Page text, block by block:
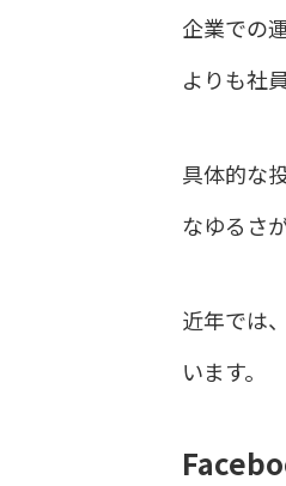
企業での
よりも社
具体的な
なゆるさ
近年では
います。